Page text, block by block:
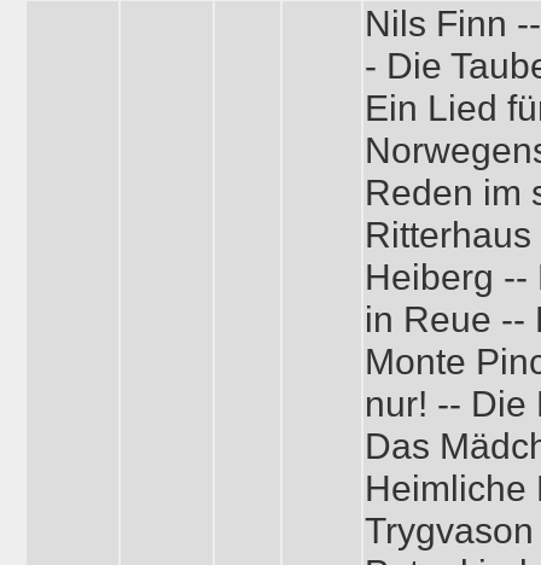
Nils Finn
- Die
Ein Lied
Reden im
Heiberg --
in Reue --
Monte
nur! -- Die
Das
Heimliche